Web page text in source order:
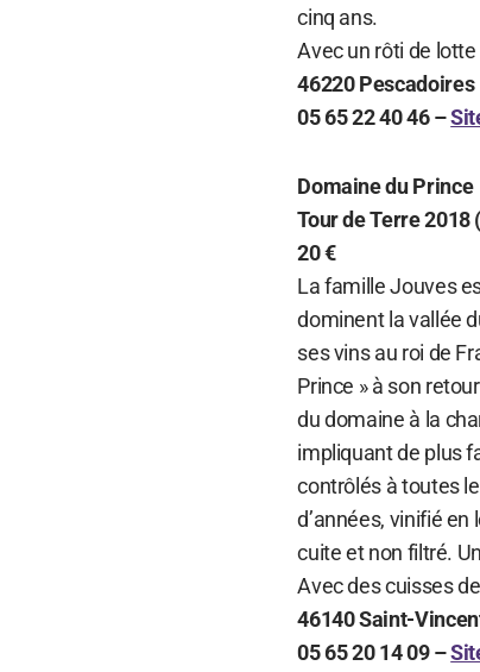
cinq ans.
Avec un rôti de
46220 Pescadoires
05 65 22 40 46 –
Domaine du Prince
Tour de Terre 2018
20 €
La famille Jouves
dominent la vallée
ses vins au roi de
Prince » à son
du domaine à la
impliquant de plus
contrôlés à toutes
d’années, vinifié
cuite et non filtré.
Avec des cuisses
46140 Saint-
05 65 20 14 09 –